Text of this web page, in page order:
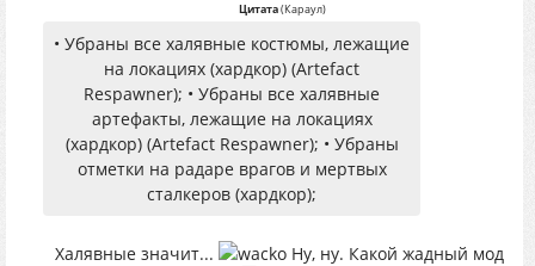
Цитата(Караул)
• Убраны все халявные костюмы, лежащие
на локациях (хардкор) (Artefact
Respawner); • Убраны все халявные
артефакты, лежащие на локациях
(хардкор) (Artefact Respawner); • Убраны
отметки на радаре врагов и мертвых
сталкеров (хардкор);
Халявные значит... Ну, ну. Какой жадный мод